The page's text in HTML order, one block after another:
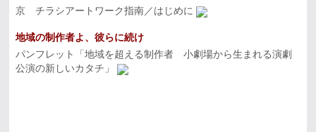
京 チラシアートワーク指南／はじめに
地域の制作者よ、彼らに続け
パンフレット「地域を超える制作者 小劇場から生まれる演劇
公演の新しいカタチ」